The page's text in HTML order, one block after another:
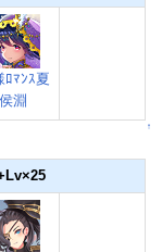
ﾛﾏﾝｽ夏
侯淵
↑